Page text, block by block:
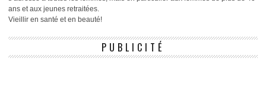
ans et aux jeunes retraitées.
Vieillir en santé et en beauté!
PUBLICITÉ